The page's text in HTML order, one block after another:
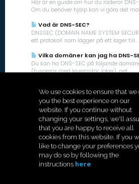
Här är en guide om hur du raderar
Om du behöver hjälp kan vi göra det
Vad är DNS-SEC?
DNSSEC (DOMAIN NAME SYSTEM
ett protokoll som lägger på ett lager till...
Vilka domäner kan jag ha DNS-
Du kan ha DNS-SEC på följande
(fungerar med leverantör Joker) .net...
Copyright © 2026
We use cookies to ensure that we
you the best experience on our
website. If you continue without
changing your settings, we'll
that you are happy to receive all
cookies from this website. If you
like to change your preferences
may do so by following the
instructions here